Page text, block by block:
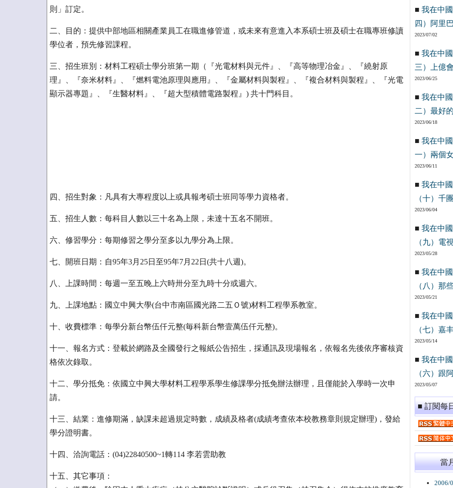
則」訂定。
二、目的：提供中部地區相關產業員工在職進修管道，或未來有意進入本系碩士班及碩士在職專班修讀
學位者，預先修習課程。
三、招生班別：材料工程碩士學分班第一期（『光電材料與元件』、『高等物理冶金』、『繞射原
理』、『奈米材料』、『燃料電池原理與應用』、『金屬材料與製程』、『複合材料與製程』、『光電
顯示器專題』、『生醫材料』、『超大型積體電路製程』) 共十門科目。
四、招生對象：凡具有大專程度以上或具報考碩士班同等學力資格者。
五、招生人數：每科目人數以三十名為上限，未達十五名不開班。
六、修習學分：每期修習之學分至多以九學分為上限。
七、開班日期：自95年3月25日至95年7月22日(共十八週)。
八、上課時間：每週一至五晚上六時卅分至九時十分或週六。
九、上課地點：國立中興大學(台中市南區國光路二五Ｏ號)材料工程學系教室。
十、收費標準：每學分新台幣伍仟元整(毎科新台幣壹萬伍仟元整)。
十一、報名方式：登載於網路及全國發行之報紙公告招生，採通訊及現場報名，依報名先後依序審核資
格依次錄取。
十二、學分抵免：依國立中興大學材料工程學系學生修課學分抵免辦法辦理，且僅能於入學時一次申
請。
十三、結業：進修期滿，缺課未超過規定時數，成績及格者(成績考查依本校教務章則規定辦理)，發給
學分證明書。
十四、洽詢電話：(04)22840500~1轉114 李若雲助教
十五、其它事項：
■ 我在中
四）阿里
2023/07/02
■ 我在中
三）上億
2023/06/25
■ 我在中
二）最好
2023/06/18
■ 我在中
一）兩個
2023/06/11
■ 我在中
（十）千
2023/06/04
■ 我在中
（九）電
2023/05/28
■ 我在中
（八）那
2023/05/21
■ 我在中
（七）嘉
2023/05/14
■ 我在中
（六）跟
2023/05/07
■ 訂閱每
當
2006/